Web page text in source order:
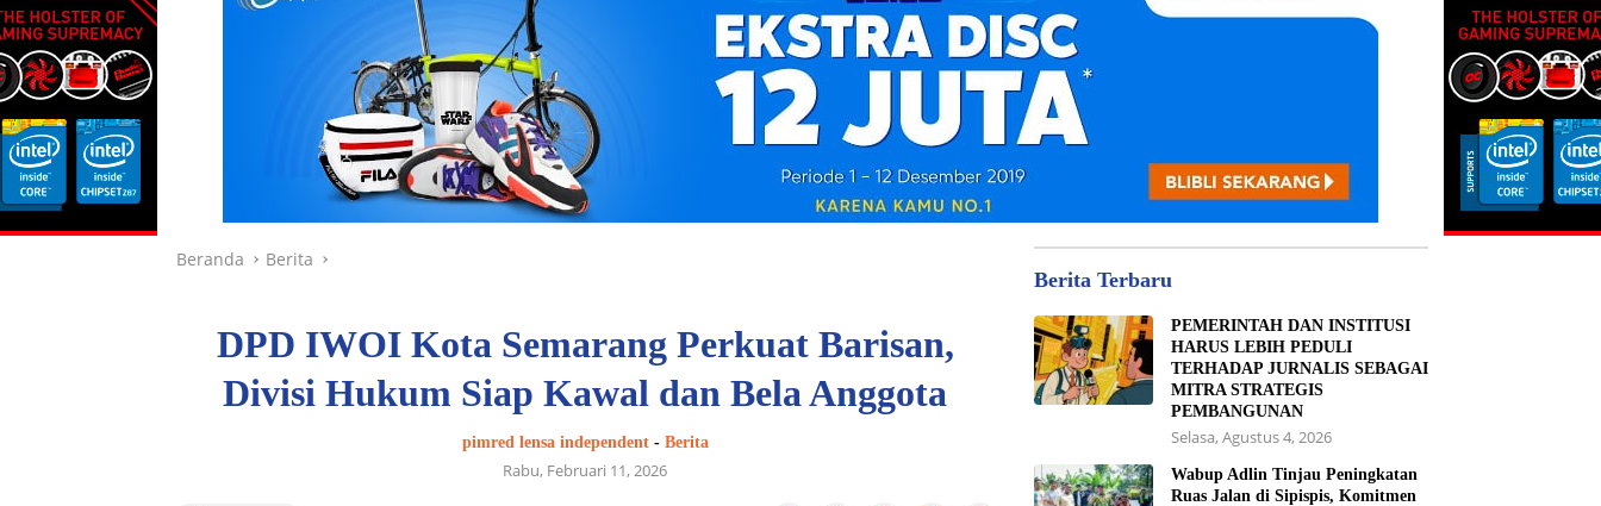
Beranda Berita
DPD IWOI Kota Semarang Perkuat Barisan,
Divisi Hukum Siap Kawal dan Bela Anggota
pimred lensa independent- Berita
Rabu, Februari 11, 2026
Berita Terbaru
PEMERINTAH DAN INSTITUSI
HARUS LEBIH PEDULI
TERHADAP JURNALIS SEBAGAI
MITRA STRATEGIS
PEMBANGUNAN
Selasa, Agustus 4, 2026
Wabup Adlin Tinjau Peningkatan
Ruas Jalan di Sipispis, Komitmen